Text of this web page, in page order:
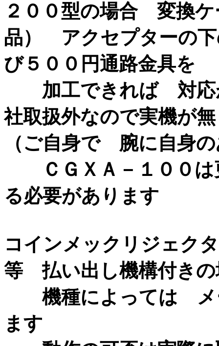
２００型の場合 変換ケ
品） アクセプターの下
び５００円通路金具を
加工できれば 対応
社取扱外なので実機が
（ご自身で 腕に自身
ＣＧＸＡ－１００は
る必要があります
コインメックリジェ
等 払い出し機構付きの
機種によっては メ
ます